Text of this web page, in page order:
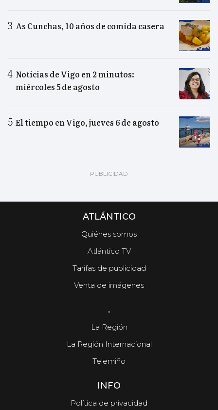
As Cunchas, 10 años de comida casera
Noticias de Vigo en 2 minutos:
miércoles 5 de agosto
El tiempo en Vigo, jueves 6 de agosto
ATLÁNTICO
Quiénes somos
Atlántico TV
Tarifas de publicidad
Venta de imágenes
.
La Región
La Región Internacional
Telemiño
INFO
Política de privacidad